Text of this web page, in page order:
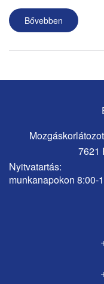
Bővebben
7621
Nyitvatartás:
munkanapokon 8:00-